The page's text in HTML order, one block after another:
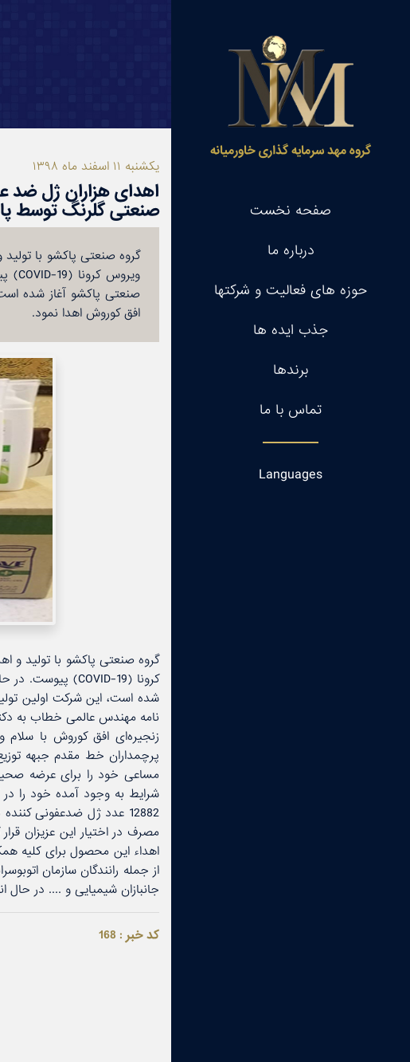
گروه مهد سرمایه گذاری خاورمیانه
صفحه نخست
درباره ما
حوزه های فعالیت و شرکتها
جذب ایده ها
برندها
تماس با ما
Languages
یكشنبه ۱۱ اسفند ماه ۱۳۹۸
اهدای هزاران ژل ضد
صنعتی گلرنگ توسط
صنعتی پاكشو آغاز شده
افق كوروش اهدا نمود.
شده است، این شركت اولین
نامه مهندس عالمی خطاب به
زنجیره‌ای افق كوروش با سلام
پرچمداران خط مقدم جبهه
مساعی خود را برای عرضه صحیح
شرایط به وجود آمده خود را
12882 عدد ژل ضدعفونی
مصرف در اختیار این عزیزان
اهداء این محصول برای كلیه
از جمله رانندگان سازمان
جانبازان شیمیایی و .... در حال
کد خبر : 168
گروه مهد سرمایه گذاری خاورمیانه
صفحه نخست
درباره ما
حوزه های فعالیت و شرکتها
جذب ایده ها
برندها
تماس با ما
Languages